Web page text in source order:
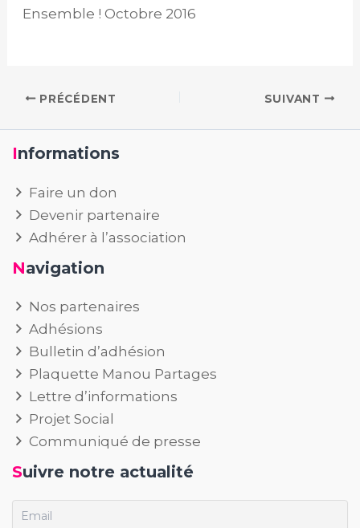
Ensemble ! Octobre 2016
PRÉCÉDENT SUIVANT
Informations
Faire un don
Devenir partenaire
Adhérer à l’association
Navigation
Nos partenaires
Adhésions
Bulletin d’adhésion
Plaquette Manou Partages
Lettre d’informations
Projet Social
Communiqué de presse
Suivre notre actualité